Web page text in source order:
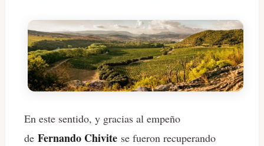
En este sentido, y gracias al empeño
de Fernando Chivite se fueron recuperando